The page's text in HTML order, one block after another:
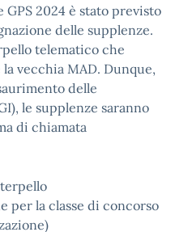
GPS 2024 è stato previsto
delle supplenze.
telematico che
vecchia MAD. Dunque,
delle
le supplenze saranno
di chiamata
per la classe di concorso